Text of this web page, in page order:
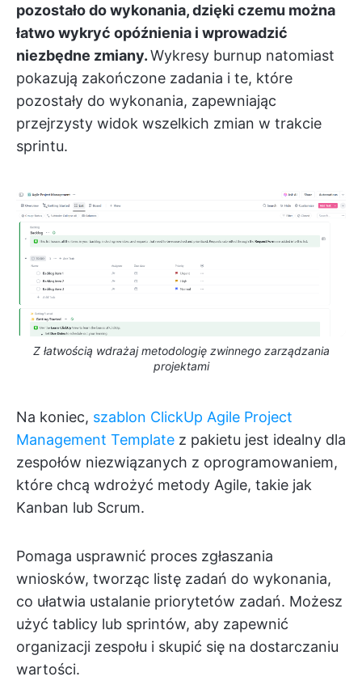
pozostało do wykonania, dzięki czemu można
łatwo wykryć opóźnienia i wprowadzić
niezbędne zmiany.Wykresy burnup natomiast
pokazują zakończone zadania i te, które
pozostały do wykonania, zapewniając
przejrzysty widok wszelkich zmian w trakcie
sprintu.
Z łatwością wdrażaj metodologię zwinnego zarządzania
projektami
Na koniec, szablon ClickUp Agile Project
Management Template z pakietu jest idealny dla
zespołów niezwiązanych z oprogramowaniem,
które chcą wdrożyć metody Agile, takie jak
Kanban lub Scrum.
Pomaga usprawnić proces zgłaszania
wniosków, tworząc listę zadań do wykonania,
co ułatwia ustalanie priorytetów zadań. Możesz
użyć tablicy lub sprintów, aby zapewnić
organizacji zespołu i skupić się na dostarczaniu
wartości.